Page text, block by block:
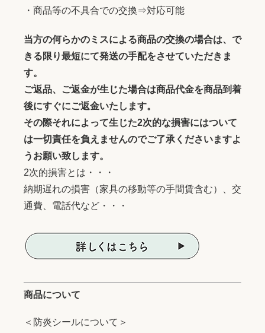
・商品等の不具合での交換⇒対応可能
当方の何らかのミスによる商品の交換の場合は、で
きる限り最短にて発送の手配をさせていただきま
す。
ご返品、ご返金が生じた場合は商品代金を商品到着
後にすぐにご返金いたします。
その際それによって生じた2次的な損害にはついて
は一切責任を負えませんのでご了承くださいますよ
うお願い致します。
2次的損害とは・・・
納期遅れの損害（家具の移動等の手間賃含む）、交
通費、電話代など・・・
商品について
＜防炎シールについて＞